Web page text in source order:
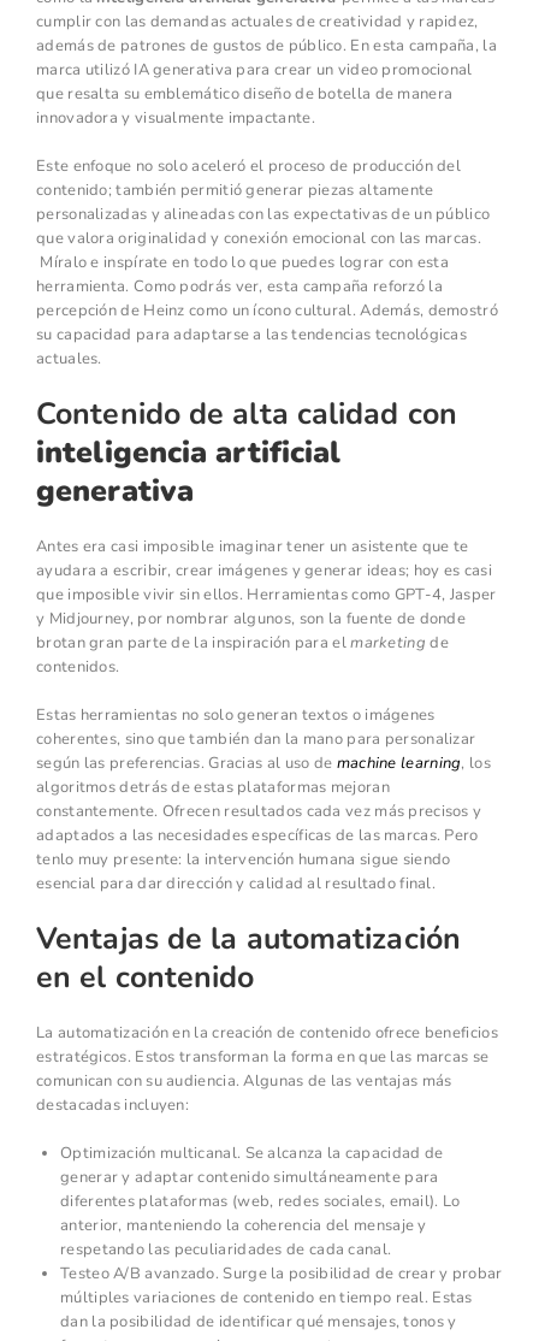
cumplir con las demandas actuales de creatividad y rapidez,
además de patrones de gustos de público. En esta campaña, la
marca utilizó IA generativa para crear un video promocional
que resalta su emblemático diseño de botella de manera
innovadora y visualmente impactante.
Este enfoque no solo aceleró el proceso de producción del
contenido; también permitió generar piezas altamente
personalizadas y alineadas con las expectativas de un público
que valora originalidad y conexión emocional con las marcas.
Míralo e inspírate en todo lo que puedes lograr con esta
herramienta. Como podrás ver, esta campaña reforzó la
percepción de Heinz como un ícono cultural. Además, demostró
su capacidad para adaptarse a las tendencias tecnológicas
actuales.
Contenido de alta calidad con
inteligencia artificial
generativa
Antes era casi imposible imaginar tener un asistente que te
ayudara a escribir, crear imágenes y generar ideas; hoy es casi
que imposible vivir sin ellos. Herramientas como GPT-4, Jasper
y Midjourney, por nombrar algunos, son la fuente de donde
brotan gran parte de la inspiración para elmarketing de
contenidos.
Estas herramientas no solo generan textos o imágenes
coherentes, sino que también dan la mano para personalizar
según las preferencias. Gracias al uso de machine learning, los
algoritmos detrás de estas plataformas mejoran
constantemente. Ofrecen resultados cada vez más precisos y
adaptados a las necesidades específicas de las marcas. Pero
tenlo muy presente: la intervención humana sigue siendo
esencial para dar dirección y calidad al resultado final.
Ventajas de la automatización
en el contenido
La automatización en la creación de contenido ofrece beneficios
estratégicos. Estos transforman la forma en que las marcas se
comunican con su audiencia. Algunas de las ventajas más
destacadas incluyen:
Optimización multicanal. Se alcanza la capacidad de
generar y adaptar contenido simultáneamente para
diferentes plataformas (web, redes sociales, email). Lo
anterior, manteniendo la coherencia del mensaje y
respetando las peculiaridades de cada canal.
Testeo A/B avanzado. Surge la posibilidad de crear y probar
múltiples variaciones de contenido en tiempo real. Estas
dan la posibilidad de identificar qué mensajes, tonos y